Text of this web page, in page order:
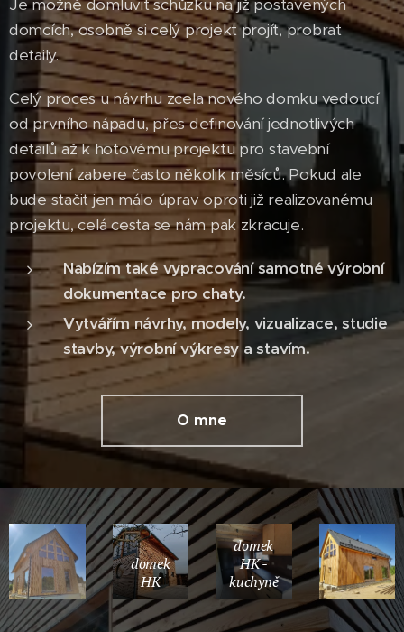
Je možné domluvit schůzku na již postavených
domcích, osobně si celý projekt projít, probrat
detaily.
Celý proces u návrhu zcela nového domku vedoucí
od prvního nápadu, přes definování jednotlivých
detailů až k hotovému projektu pro stavební
povolení zabere často několik měsíců. Pokud ale
bude stačit jen málo úprav oproti již realizovanému
projektu, celá cesta se nám pak zkracuje.
Nabízím také vypracování samotné výrobní
dokumentace pro chaty.
Vytvářím návrhy, modely, vizualizace, studie
stavby, výrobní výkresy a stavím.
O mne
domek
HK
domek
HK -
kuchyně